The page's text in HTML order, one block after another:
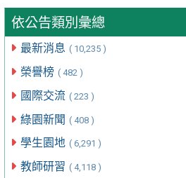
依公告類別彙總
最新消息 ( 10,235 )
榮譽榜 ( 482 )
國際交流 ( 223 )
綠園新聞 ( 408 )
學生園地 ( 6,291 )
教師研習 ( 4,118 )